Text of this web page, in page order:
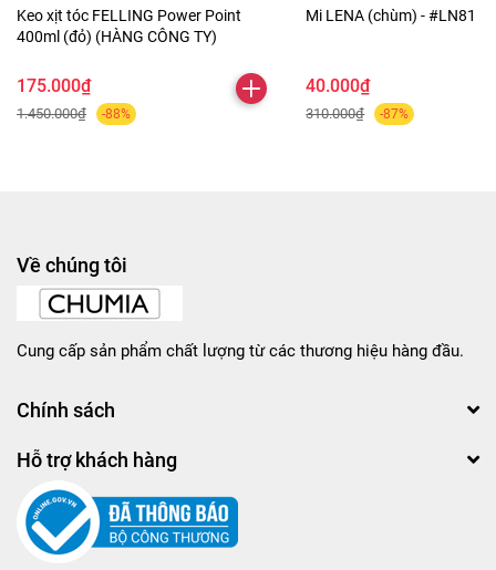
Keo xịt tóc FELLING Power Point
400ml (đỏ) (HÀNG CÔNG TY)
175.000₫
1.450.000₫ -88%
Mi LENA (chùm) - #LN81
40.000₫
310.000₫ -87%
Về chúng tôi
Cung cấp sản phẩm chất lượng từ các thương hiệu hàng đầu.
Chính sách
Hỗ trợ khách hàng